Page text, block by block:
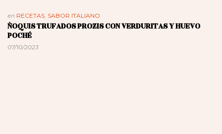
en RECETAS, SABOR ITALIANO
ÑOQUIS TRUFADOS PROZIS CON VERDURITAS Y HUEVO
POCHÉ
07/10/2023